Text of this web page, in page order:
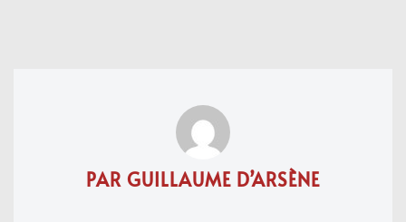
PAR GUILLAUME D’ARSÈNE